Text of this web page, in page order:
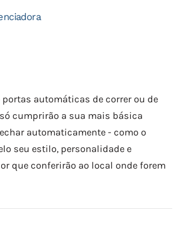
automáticas de correr ou de
cumprirão a sua mais básica
automaticamente - como o
seu estilo, personalidade e
que conferirão ao local onde forem